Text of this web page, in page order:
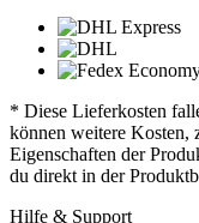
* Diese Lieferkosten
können weitere Kosten,
Eigenschaften der
du direkt in der
Hilfe & Support